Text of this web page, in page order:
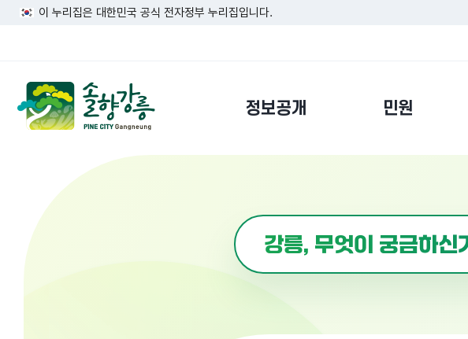
이 누리집은 대한민국 공식 전자정부 누리집입니다.
정보공개 민원